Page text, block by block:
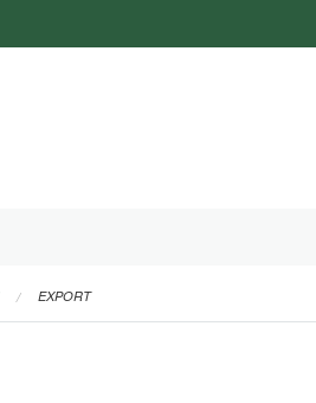
EXPORT